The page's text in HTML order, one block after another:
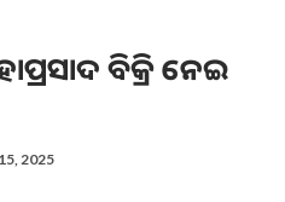
ବିକ୍ରି ନେଇ
2025